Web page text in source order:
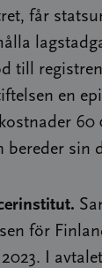
får
till
en
bereder sin
för
I